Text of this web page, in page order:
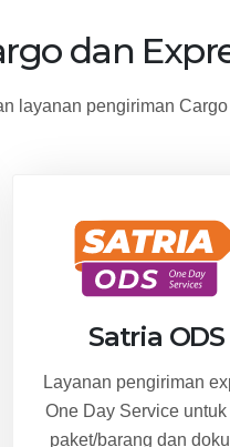
dan
layanan pengiriman
Satria ODS
Layanan pengiriman
One Day Service untuk
paket/barang dan